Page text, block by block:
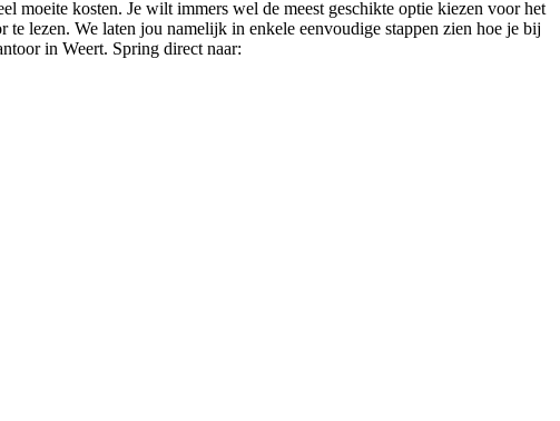
moeite kosten. Je wilt immers wel de meest geschikte optie kiezen voor het
lezen. We laten jou namelijk in enkele eenvoudige stappen zien hoe je bij
in Weert. Spring direct naar: